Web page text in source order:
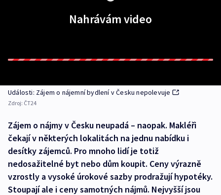
Nahrávám video
Události: Zájem o nájemní bydlení v Česku nepolevuje
Zdroj: ČT24
Zájem o nájmy v Česku neupadá – naopak. Makléři
čekají v některých lokalitách na jednu nabídku i
desítky zájemců. Pro mnoho lidí je totiž
nedosažitelné byt nebo dům koupit. Ceny výrazně
vzrostly a vysoké úrokové sazby prodražují hypotéky.
Stoupají ale i ceny samotných nájmů. Nejvyšší jsou